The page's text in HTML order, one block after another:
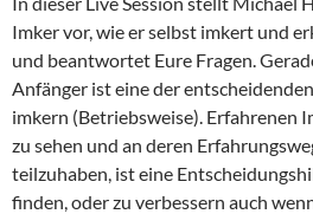
Imker vor, wie er selbst imkert und
und beantwortet Eure Fragen.
Anfänger ist eine der
imkern (Betriebsweise). Erfahrenen
zu sehen und an deren
teilzuhaben, ist eine
finden, oder zu verbessern auch